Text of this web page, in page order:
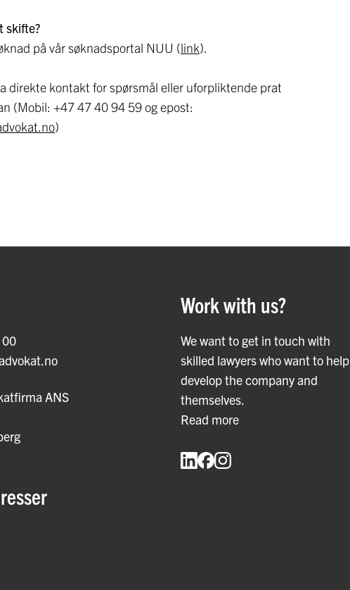
skifte?
på vår søknadsportal NUU (link).
direkte kontakt for spørsmål eller uforpliktende prat
(Mobil: +47 47 40 94 59 og epost:
)
ANS
Work with us?
We want to get in touch with
skilled lawyers who want to help
develop the company and
themselves.
Read more